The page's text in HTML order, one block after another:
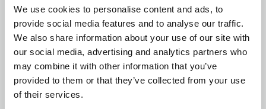
We use cookies to personalise content and ads, to
provide social media features and to analyse our traffic.
We also share information about your use of our site with
our social media, advertising and analytics partners who
may combine it with other information that you’ve
provided to them or that they’ve collected from your use
of their services.
Jūsu mājoklim nevainojamu darbību un mieru.